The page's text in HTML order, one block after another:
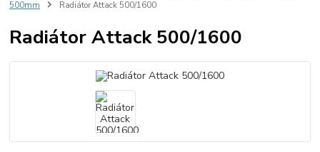
500mm
Radiátor Attack 500/1600
Radiátor Attack 500/1600